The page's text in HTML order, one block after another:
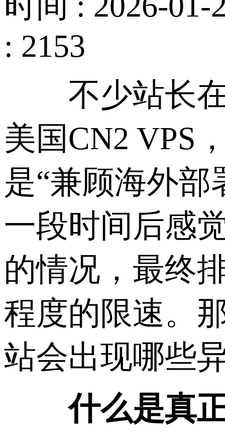
: 2153
不少站长在
美国CN2 VPS
是“兼顾海外
一段时间后感
的情况，最终
程度的限速。
站会出现哪些
什么是真正